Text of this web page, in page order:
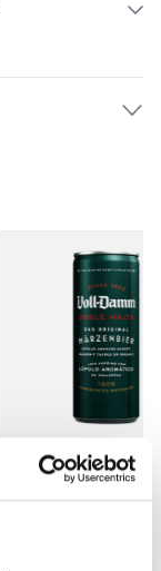
Dam 7.2º
Llauna 33 cl